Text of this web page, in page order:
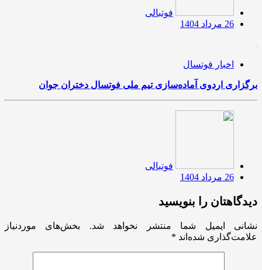
فوتبالی
26 مرداد 1404
اخبار فوتسال
برگزاری اردوی آماده‌سازی تیم ملی فوتسال دختران جوان
فوتبالی
26 مرداد 1404
دیدگاهتان را بنویسید
نشانی ایمیل شما منتشر نخواهد شد.
بخش‌های موردنیاز
علامت‌گذاری شده‌اند *